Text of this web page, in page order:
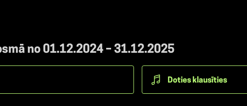
no 01.12.2024 – 31.12.2025
Doties klausīties